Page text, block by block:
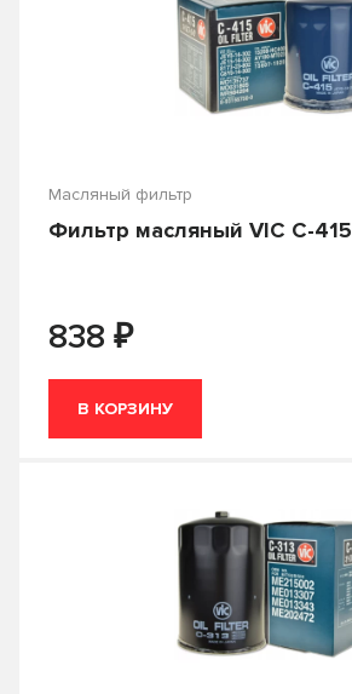
Масляный фильтр
Фильтр масляный VIC C-415
838 ₽
В КОРЗИНУ